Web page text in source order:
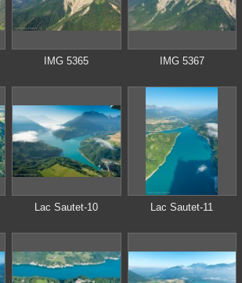
IMG 5365 IMG 5367
Lac Sautet-10 Lac Sautet-11